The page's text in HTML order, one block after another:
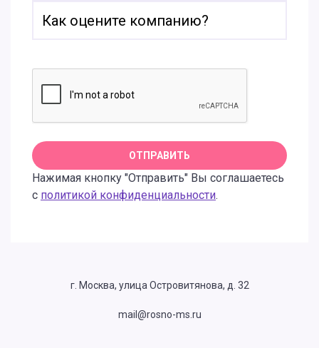
Нажимая кнопку "Отправить" Вы соглашаетесь
с политикой конфиденциальности.
г. Москва, улица Островитянова, д. 32
mail@rosno-ms.ru